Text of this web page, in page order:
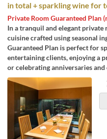
in total + sparkling wine for
Private Room Guaranteed Plan
In a tranquil and elegant private
cuisine crafted using seasonal
Guaranteed Plan is perfect for
entertaining clients, enjoying a
or celebrating anniversaries